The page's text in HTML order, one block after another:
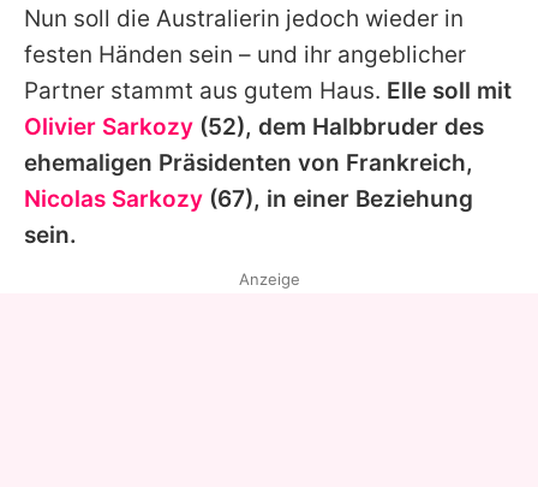
Nun soll die Australierin jedoch wieder in
festen Händen sein – und ihr angeblicher
Partner stammt aus gutem Haus. Elle soll mit
Olivier Sarkozy (52), dem Halbbruder des
ehemaligen Präsidenten von Frankreich,
Nicolas Sarkozy (67), in einer Beziehung
sein.
Anzeige